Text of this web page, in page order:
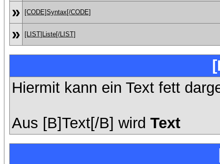
» [CODE]Syntax[/CODE]
» [LIST]Liste[/LIST]
Hiermit kann ein Text fett
Aus [B]Text[/B] wird Text